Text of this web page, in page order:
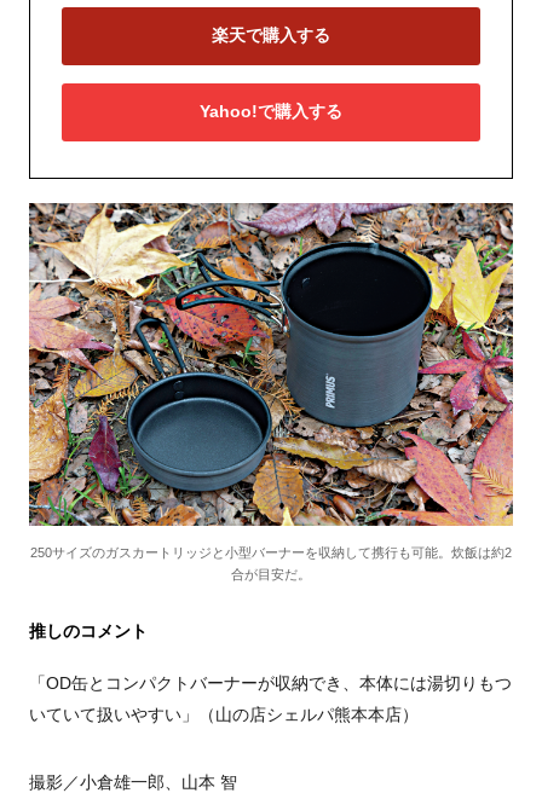
楽天で購入する
Yahoo!で購入する
250サイズのガスカートリッジと小型バーナーを収納して携行も可能。炊飯は約2
合が目安だ。
推しのコメント
「OD缶とコンパクトバーナーが収納でき、本体には湯切りもつ
いていて扱いやすい」（山の店シェルパ熊本本店）
撮影／小倉雄一郎、山本 智